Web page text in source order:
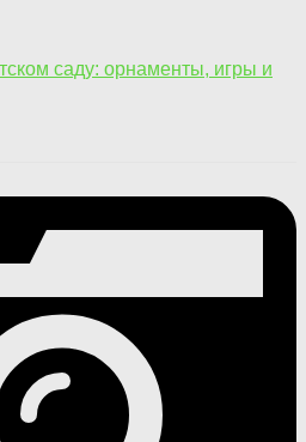
саду: орнаменты, игры и